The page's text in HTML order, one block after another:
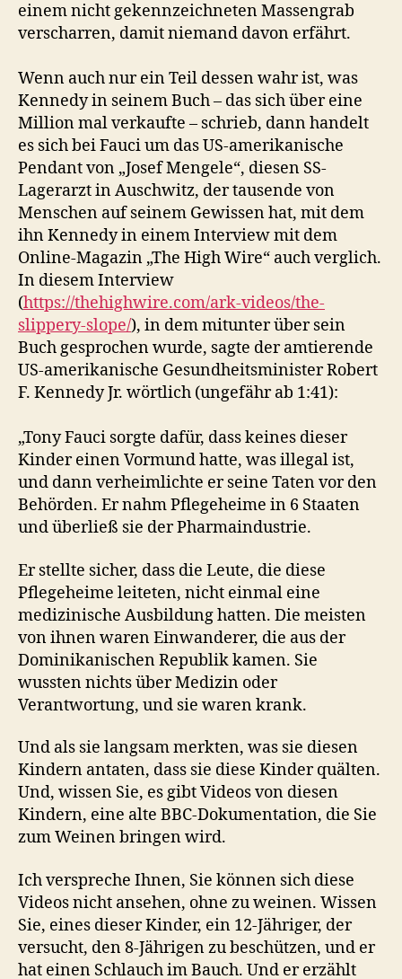
einem nicht gekennzeichneten Massengrab
verscharren, damit niemand davon erfährt.
Wenn auch nur ein Teil dessen wahr ist, was
Kennedy in seinem Buch – das sich über eine
Million mal verkaufte – schrieb, dann handelt
es sich bei Fauci um das US-amerikanische
Pendant von „Josef Mengele“, diesen SS-
Lagerarzt in Auschwitz, der tausende von
Menschen auf seinem Gewissen hat, mit dem
ihn Kennedy in einem Interview mit dem
Online-Magazin „The High Wire“ auch verglich.
In diesem Interview
(https://thehighwire.com/ark-videos/the-
slippery-slope/), in dem mitunter über sein
Buch gesprochen wurde, sagte der amtierende
US-amerikanische Gesundheitsminister Robert
F. Kennedy Jr. wörtlich (ungefähr ab 1:41):
„Tony Fauci sorgte dafür, dass keines dieser
Kinder einen Vormund hatte, was illegal ist,
und dann verheimlichte er seine Taten vor den
Behörden. Er nahm Pflegeheime in 6 Staaten
und überließ sie der Pharmaindustrie.
Er stellte sicher, dass die Leute, die diese
Pflegeheime leiteten, nicht einmal eine
medizinische Ausbildung hatten. Die meisten
von ihnen waren Einwanderer, die aus der
Dominikanischen Republik kamen. Sie
wussten nichts über Medizin oder
Verantwortung, und sie waren krank.
Und als sie langsam merkten, was sie diesen
Kindern antaten, dass sie diese Kinder quälten.
Und, wissen Sie, es gibt Videos von diesen
Kindern, eine alte BBC-Dokumentation, die Sie
zum Weinen bringen wird.
Ich verspreche Ihnen, Sie können sich diese
Videos nicht ansehen, ohne zu weinen. Wissen
Sie, eines dieser Kinder, ein 12-Jähriger, der
versucht, den 8-Jährigen zu beschützen, und er
hat einen Schlauch im Bauch. Und er erzählt